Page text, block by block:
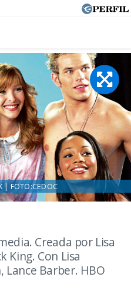
Creada por Lisa
King. Con Lisa
Lance Barber. HBO
| FOTO:CEDOC